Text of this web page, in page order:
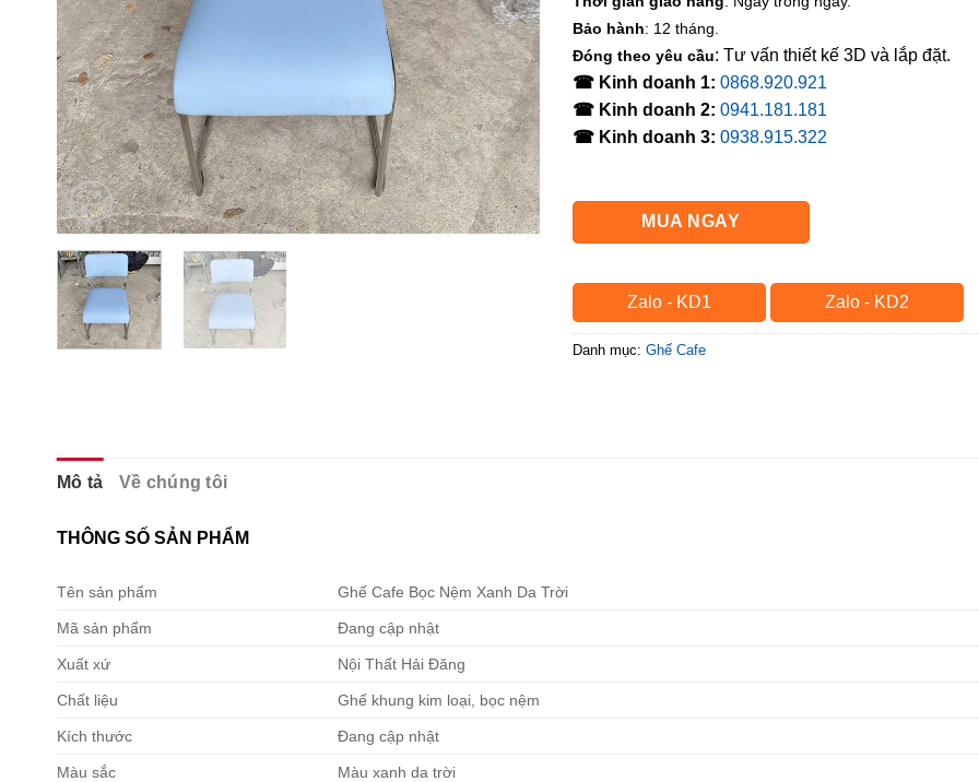
Bảo hành: 12 tháng.
Đóng theo yêu cầu: Tư vấn thiết kế 3D và lắp đặt.
☎ Kinh doanh 1: 0868.920.921
☎ Kinh doanh 2: 0941.181.181
☎ Kinh doanh 3: 0938.915.322
MUA NGAY
Zalo - KD1 Zalo - KD2
Danh mục: Ghế Cafe
Mô tả Về chúng tôi
THÔNG SỐ SẢN PHẨM
Tên sản phẩm Ghế Cafe Bọc Nệm Xanh Da Trời
Mã sản phẩm Đang cập nhật
Xuất xứ Nội Thất Hải Đăng
Chất liệu Ghế khung kim loại, bọc nệm
Kích thước Đang cập nhật
Màu sắc Màu xanh da trời